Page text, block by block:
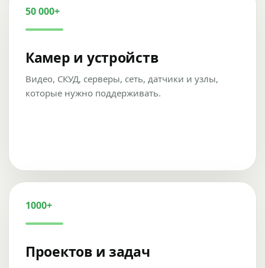
50 000+
Камер и устройств
Видео, СКУД, серверы, сеть, датчики и узлы,
которые нужно поддерживать.
1000+
Проектов и задач